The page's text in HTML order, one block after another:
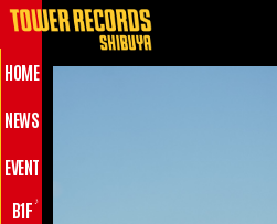
HOME
NEWS
EVENT
B1F ♪